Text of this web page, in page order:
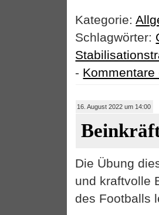
Kategorie:
Schlagwörter:
- Kommentare
16. August 2022 um 14:00
Die Übung
und kraftvolle
des Footballs